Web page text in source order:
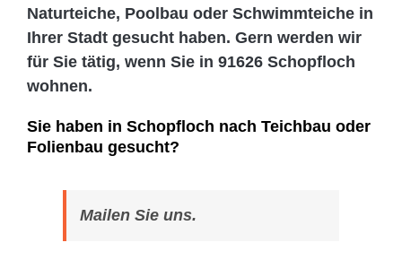
Naturteiche, Poolbau oder Schwimmteiche in
Ihrer Stadt gesucht haben. Gern werden wir
für Sie tätig, wenn Sie in 91626 Schopfloch
wohnen.
Sie haben in Schopfloch nach Teichbau oder
Folienbau gesucht?
Mailen Sie uns.